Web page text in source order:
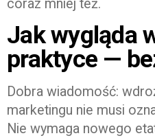
coraz mniej też.
Jak wygląda
praktyce —
Dobra wiadomość:
marketingu nie musi
Nie wymaga nowego